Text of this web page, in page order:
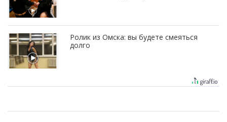
Ролик из Омска: вы будете смеяться
долго